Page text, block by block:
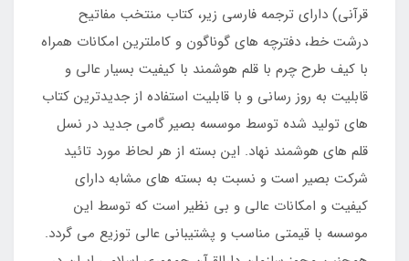
قرآنی) دارای ترجمه فارسی زیر، کتاب منتخب مفاتیح
درشت خط، دفترچه های گوناگون و کاملترین امکانات همراه
با کیف طرح چرم با قلم هوشمند با کیفیت بسیار عالی و
قابلیت به روز رسانی و با قابلیت استفاده از جدیدترین کتاب
های تولید شده توسط موسسه بصیر گامی جدید در نسل
قلم های هوشمند نهاد. این بسته از هر لحاظ مورد تائید
شرکت بصیر است و نسبت به بسته های مشابه دارای
کیفیت و امکانات عالی و بی نظیر است که توسط این
موسسه با قیمتی مناسب و پشتیبانی عالی توزیع می گردد.